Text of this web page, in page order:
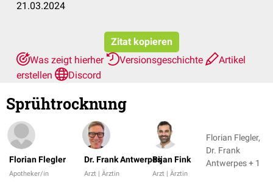
21.03.2024
Zitat kopieren
Was zeigt hierher
Versionsgeschichte
Artikel
erstellen
Discord
Sprühtrocknung
Florian Flegler
Apotheker/in
Dr. Frank Antwerpes
Arzt | Ärztin
Bijan Fink
Arzt | Ärztin
Florian Flegler,
Dr. Frank
Antwerpes + 1